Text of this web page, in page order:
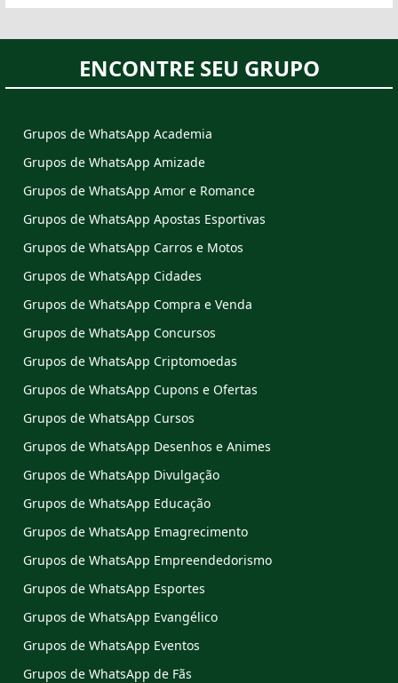
ENCONTRE SEU GRUPO
Grupos de WhatsApp Academia
Grupos de WhatsApp Amizade
Grupos de WhatsApp Amor e Romance
Grupos de WhatsApp Apostas Esportivas
Grupos de WhatsApp Carros e Motos
Grupos de WhatsApp Cidades
Grupos de WhatsApp Compra e Venda
Grupos de WhatsApp Concursos
Grupos de WhatsApp Criptomoedas
Grupos de WhatsApp Cupons e Ofertas
Grupos de WhatsApp Cursos
Grupos de WhatsApp Desenhos e Animes
Grupos de WhatsApp Divulgação
Grupos de WhatsApp Educação
Grupos de WhatsApp Emagrecimento
Grupos de WhatsApp Empreendedorismo
Grupos de WhatsApp Esportes
Grupos de WhatsApp Evangélico
Grupos de WhatsApp Eventos
Grupos de WhatsApp de Fãs